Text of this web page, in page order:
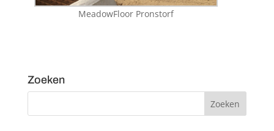
MeadowFloor Pronstorf
Zoeken